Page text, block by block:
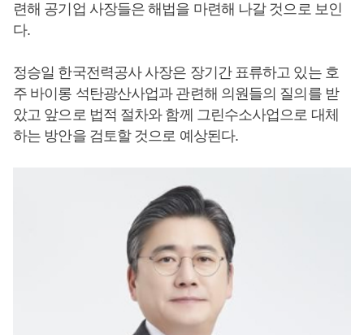
련해 공기업 사장들은 해법을 마련해 나갈 것으로 보인
다.
정승일 한국전력공사 사장은 장기간 표류하고 있는 호
주 바이롱 석탄광산사업과 관련해 의원들의 질의를 받
았고 앞으로 법적 절차와 함께 그린수소사업으로 대체
하는 방안을 검토할 것으로 예상된다.